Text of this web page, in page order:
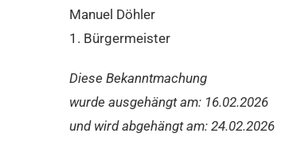
Manuel Döhler
1. Bürgermeister
Diese Bekanntmachung
wurde ausgehängt am: 16.02.2026
und wird abgehängt am: 24.02.2026